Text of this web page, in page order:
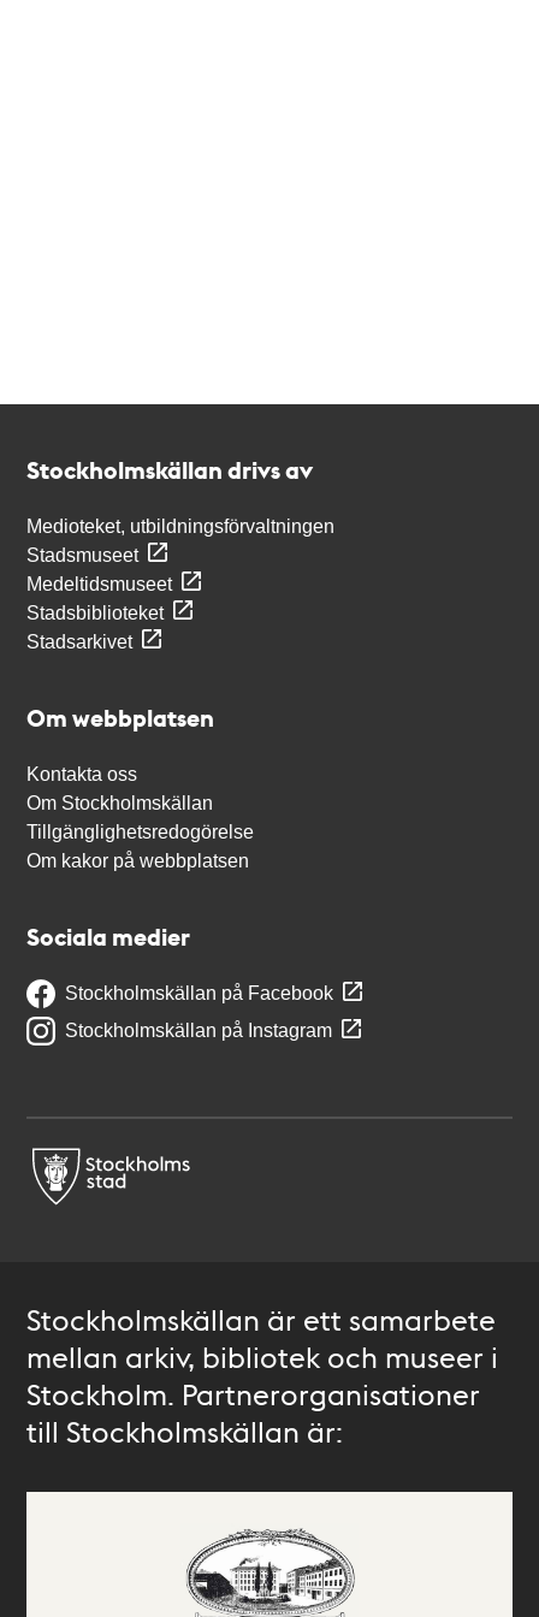
Stockholmskällan drivs av
Medioteket, utbildningsförvaltningen
Stadsmuseet
Medeltidsmuseet
Stadsbiblioteket
Stadsarkivet
Om webbplatsen
Kontakta oss
Om Stockholmskällan
Tillgänglighetsredogörelse
Om kakor på webbplatsen
Sociala medier
Stockholmskällan på Facebook
Stockholmskällan på Instagram
Stockholmskällan är ett samarbete
mellan arkiv, bibliotek och museer i
Stockholm. Partnerorganisationer
till Stockholmskällan är: